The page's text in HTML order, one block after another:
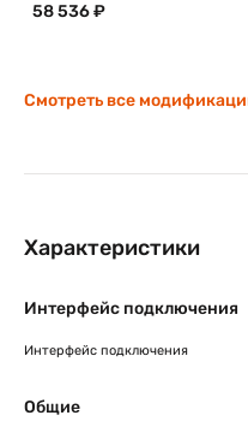
58 536 ₽
Смотреть все
Характеристики
Интерфейс подключения
Интерфейс подключения
Общие